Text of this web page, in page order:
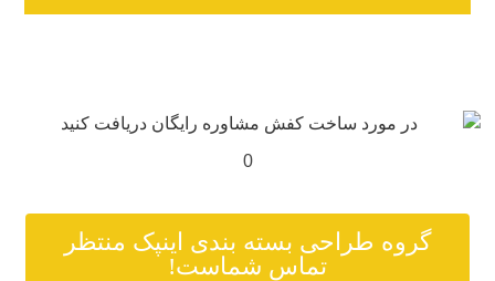
گروه طراحی بسته بندی اینپک منتظر
تماس شماست!